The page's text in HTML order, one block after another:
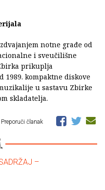
notne građe od
i sveučilišne
prikuplja
1989. kompaktne diskove
u sastavu Zbirke
skladatelja.
Preporuči članak
–